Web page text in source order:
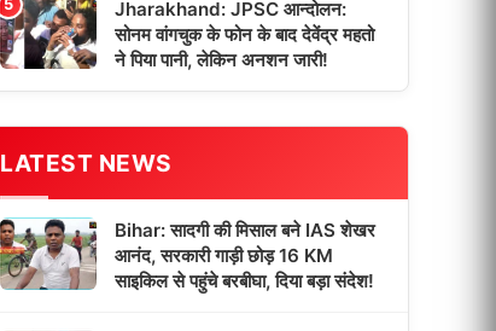
5
Jharakhand: JPSC आन्दोलन:
सोनम वांगचुक के फोन के बाद देवेंद्र महतो
ने पिया पानी, लेकिन अनशन जारी!
LATEST NEWS
Bihar: सादगी की मिसाल बने IAS शेखर
आनंद, सरकारी गाड़ी छोड़ 16 KM
साइकिल से पहुंचे बरबीघा, दिया बड़ा संदेश!